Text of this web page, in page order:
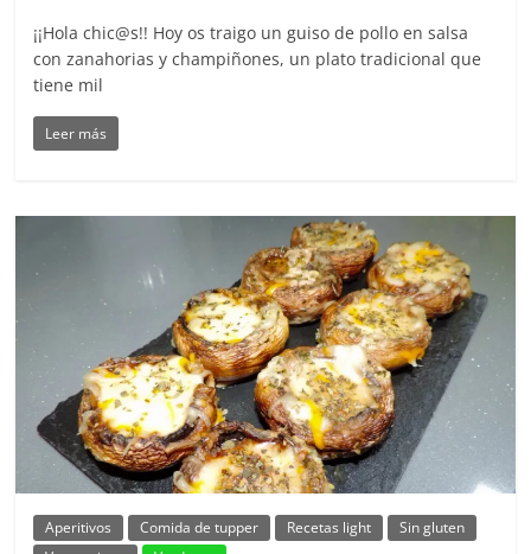
¡¡Hola chic@s!! Hoy os traigo un guiso de pollo en salsa
con zanahorias y champiñones, un plato tradicional que
tiene mil
Leer más
Aperitivos Comida de tupper Recetas light
Sin gluten